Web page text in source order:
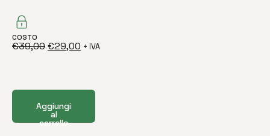
COSTO
€39,00€29,00 + IVA
Aggiungi
al
carrello